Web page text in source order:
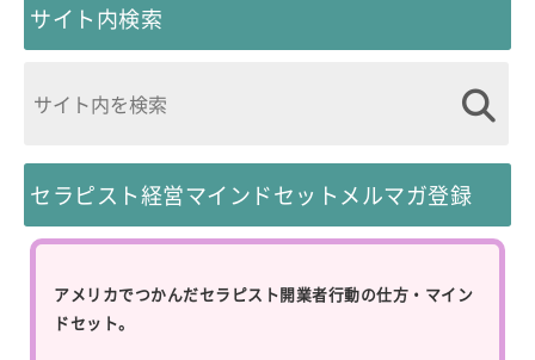
サイト内検索
セラピスト経営マインドセットメルマガ登録
アメリカでつかんだセラピスト開業者行動の仕方・マイン
ドセット。